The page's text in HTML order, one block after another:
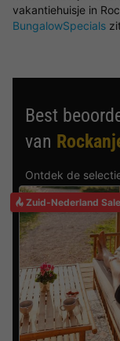
vakantiehuisje in
BungalowSpecials
Best
van
Ontdek de
die door onze
Zuid-Nederland Sale